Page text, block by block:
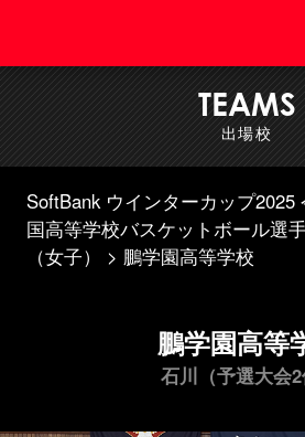
TEAMS
出場校
SoftBank ウインターカップ2025
国高等学校バスケットボール選
（女子）
鵬学園高等学校
鵬学園高等
石川（予選大会2